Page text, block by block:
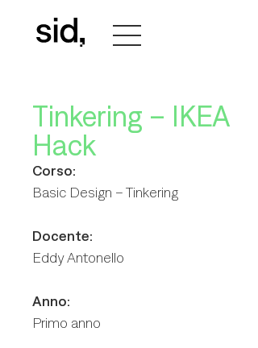
Tinkering – IKEA
Hack
Corso:
Basic Design – Tinkering
Docente:
Eddy Antonello
Anno:
Primo anno